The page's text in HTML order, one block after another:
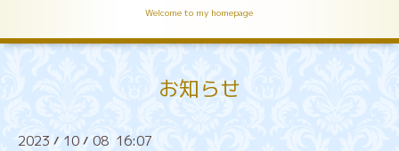
Welcome to my homepage
お知らせ
2023 / 10 / 08 16:07